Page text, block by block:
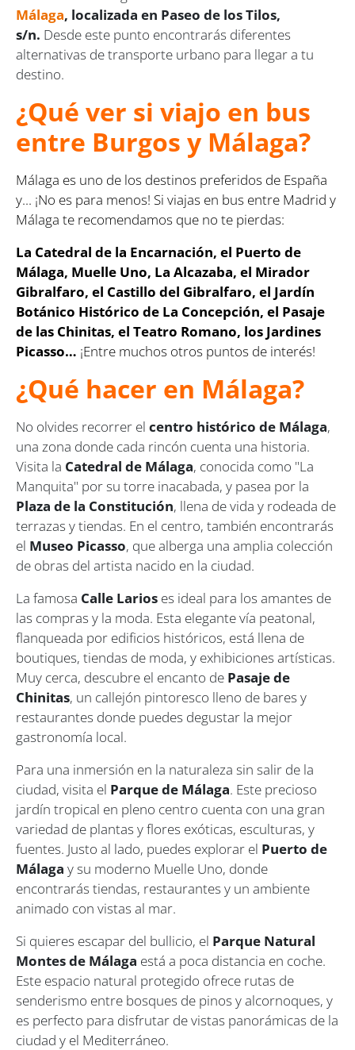
Málaga, localizada en Paseo de los Tilos,
s/n. Desde este punto encontrarás diferentes
alternativas de transporte urbano para llegar a tu
destino.
¿Qué ver si viajo en bus
entre Burgos y Málaga?
Málaga es uno de los destinos preferidos de España
y... ¡No es para menos! Si viajas en bus entre Madrid y
Málaga te recomendamos que no te pierdas:
La Catedral de la Encarnación, el Puerto de
Málaga, Muelle Uno, La Alcazaba, el Mirador
Gibralfaro, el Castillo del Gibralfaro, el Jardín
Botánico Histórico de La Concepción, el Pasaje
de las Chinitas, el Teatro Romano, los Jardines
Picasso… ¡Entre muchos otros puntos de interés!
¿Qué hacer en Málaga?
No olvides recorrer el centro histórico de Málaga,
una zona donde cada rincón cuenta una historia.
Visita la Catedral de Málaga, conocida como "La
Manquita" por su torre inacabada, y pasea por la
Plaza de la Constitución, llena de vida y rodeada de
terrazas y tiendas. En el centro, también encontrarás
el Museo Picasso, que alberga una amplia colección
de obras del artista nacido en la ciudad.
La famosa Calle Larios es ideal para los amantes de
las compras y la moda. Esta elegante vía peatonal,
flanqueada por edificios históricos, está llena de
boutiques, tiendas de moda, y exhibiciones artísticas.
Muy cerca, descubre el encanto de Pasaje de
Chinitas, un callejón pintoresco lleno de bares y
restaurantes donde puedes degustar la mejor
gastronomía local.
Para una inmersión en la naturaleza sin salir de la
ciudad, visita el Parque de Málaga. Este precioso
jardín tropical en pleno centro cuenta con una gran
variedad de plantas y flores exóticas, esculturas, y
fuentes. Justo al lado, puedes explorar el Puerto de
Málaga y su moderno Muelle Uno, donde
encontrarás tiendas, restaurantes y un ambiente
animado con vistas al mar.
Si quieres escapar del bullicio, el Parque Natural
Montes de Málaga está a poca distancia en coche.
Este espacio natural protegido ofrece rutas de
senderismo entre bosques de pinos y alcornoques, y
es perfecto para disfrutar de vistas panorámicas de la
ciudad y el Mediterráneo.